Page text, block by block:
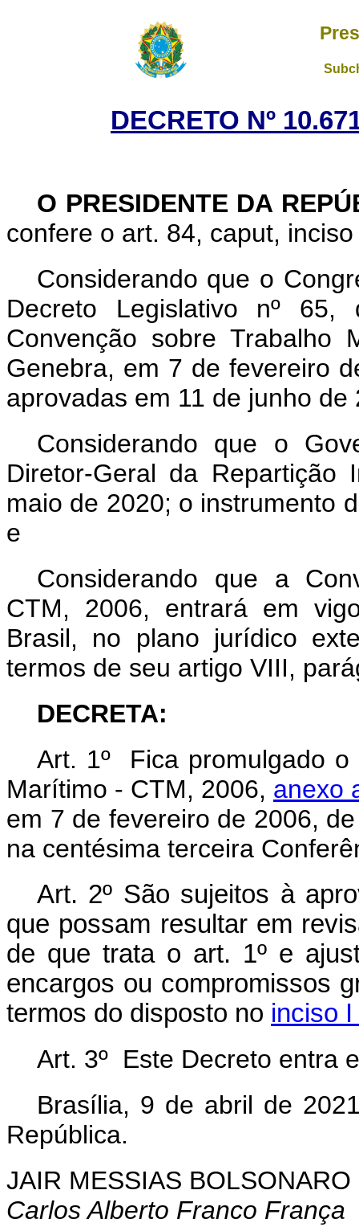
DECRETO Nº
O PRESIDENTE DA
confere o art. 84, caput,
Considerando que o
Decreto Legislativo nº
Convenção sobre Trabalho
Genebra, em 7 de fevereiro
aprovadas em 11 de junho de
Considerando que o
Diretor-Geral da Repartição
maio de 2020; o instrumento
e
Considerando que a
CTM, 2006, entrará em
Brasil, no plano jurídico
termos de seu artigo VIII,
DECRETA:
Art. 1º Fica promulgado o
Marítimo - CTM, 2006, anexo
em 7 de fevereiro de 2006,
na centésima terceira
Art. 2º São sujeitos à
que possam resultar em
de que trata o art. 1º e
encargos ou compromissos
termos do disposto no inciso
Art. 3º Este Decreto entra
Brasília, 9 de abril de
República.
JAIR MESSIAS BOLSONARO
Carlos Alberto Franco França